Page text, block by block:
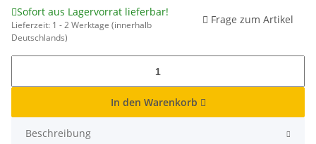
Sofort aus Lagervorrat lieferbar!
Lieferzeit: 1 - 2 Werktage (innerhalb
Deutschlands)
Frage zum Artikel
In den Warenkorb
Beschreibung